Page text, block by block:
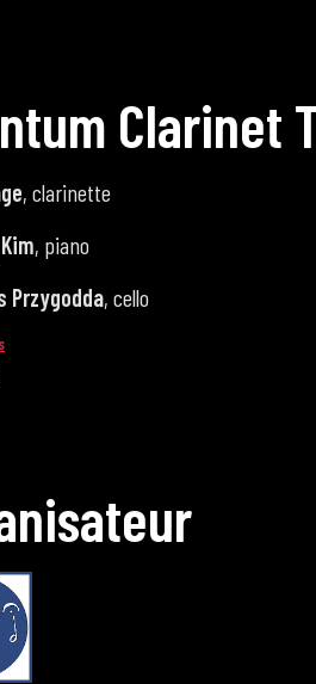
ntum Clarinet
, clarinette
, piano
Przygodda, cello
nisateur